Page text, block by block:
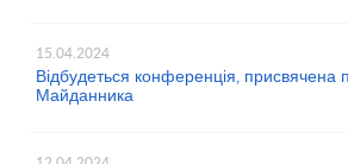
15.04.2024
Відбудеться конференція, присвячена
Майданника